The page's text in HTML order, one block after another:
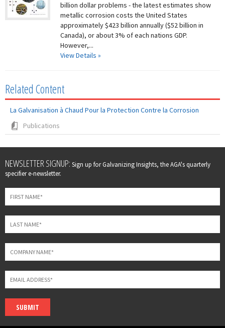
billion dollar problems - the latest estimates show
metallic corrosion costs the United States
approximately $423 billion annually ($52 billion in
Canada), or about 3% of each nations GDP.
However,...
View Details »
Related Content
La Galvanisation à Chaud Pour la Protection Contre la Corrosion
Publications
Leave
this
field
blank
NEWSLETTER SIGNUP: Sign up for Galvanizing Insights, the AGA's quarterly
specifier e-newsletter.
SUBMIT